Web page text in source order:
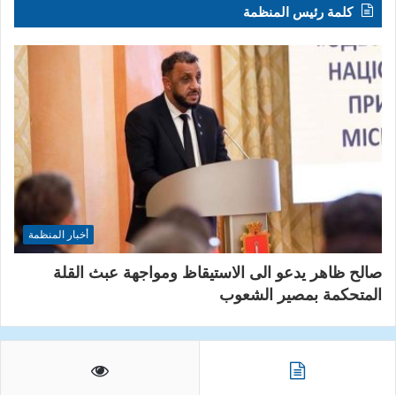
كلمة رئيس المنظمة
أخبار المنظمة
صالح ظاهر يدعو الى الاستيقاظ ومواجهة عبث القلة
المتحكمة بمصير الشعوب